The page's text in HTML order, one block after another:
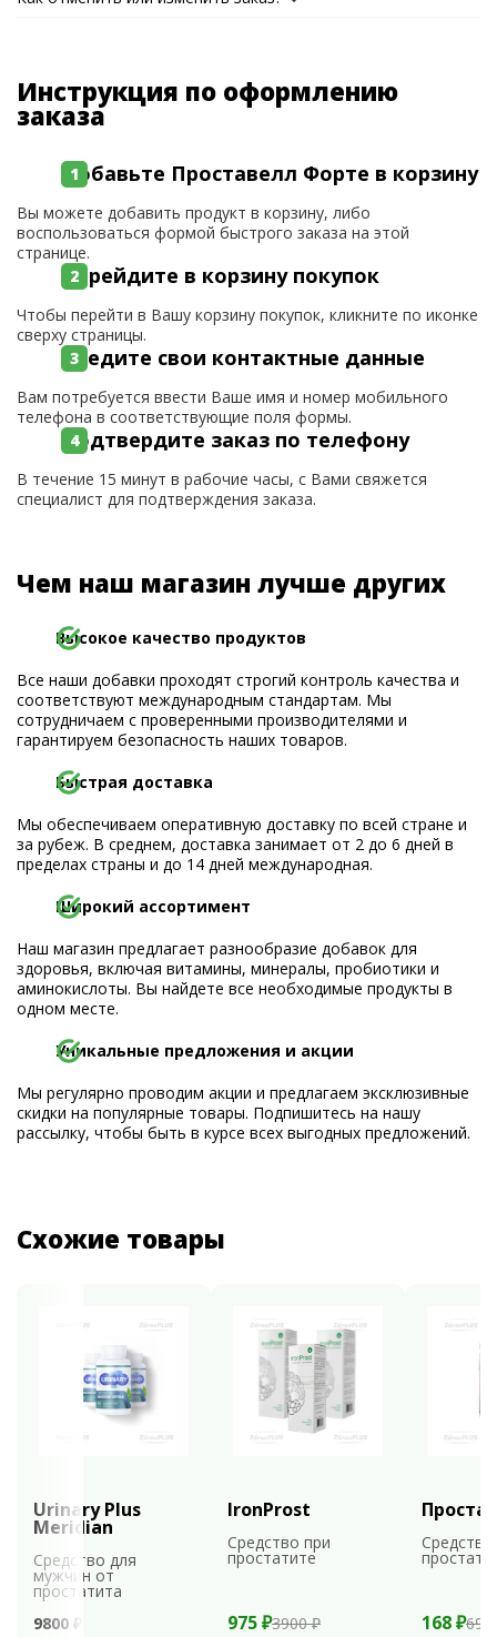
Инструкция по оформлению
заказа
Добавьте Проставелл Форте в корзину
Вы можете добавить продукт в корзину, либо
воспользоваться формой быстрого заказа на этой
странице.
Перейдите в корзину покупок
Чтобы перейти в Вашу корзину покупок, кликните по иконке
сверху страницы.
Введите свои контактные данные
Вам потребуется ввести Ваше имя и номер мобильного
телефона в соответствующие поля формы.
Подтвердите заказ по телефону
В течение 15 минут в рабочие часы, с Вами свяжется
специалист для подтверждения заказа.
Чем наш магазин лучше других
Высокое качество продуктов
Все наши добавки проходят строгий контроль качества и
соответствуют международным стандартам. Мы
сотрудничаем с проверенными производителями и
гарантируем безопасность наших товаров.
Быстрая доставка
Мы обеспечиваем оперативную доставку по всей стране и
за рубеж. В среднем, доставка занимает от 2 до 6 дней в
пределах страны и до 14 дней международная.
Широкий ассортимент
Наш магазин предлагает разнообразие добавок для
здоровья, включая витамины, минералы, пробиотики и
аминокислоты. Вы найдете все необходимые продукты в
одном месте.
Уникальные предложения и акции
Мы регулярно проводим акции и предлагаем эксклюзивные
скидки на популярные товары. Подпишитесь на нашу
рассылку, чтобы быть в курсе всех выгодных предложений.
Схожие товары
Urinary Plus
Meridian
Средство для
мужчин от
простатита
9800 ₽
IronProst
Средство при
простатите
975 ₽3900 ₽ 168 ₽